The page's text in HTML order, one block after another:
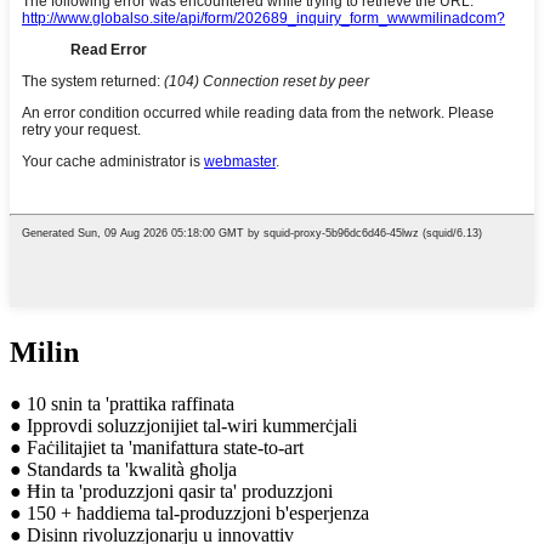
Milin
● 10 snin ta 'prattika raffinata
● Ipprovdi soluzzjonijiet tal-wiri kummerċjali
● Faċilitajiet ta 'manifattura state-to-art
● Standards ta 'kwalità għolja
● Ħin ta 'produzzjoni qasir ta' produzzjoni
● 150 + ħaddiema tal-produzzjoni b'esperjenza
● Disinn rivoluzzjonarju u innovattiv